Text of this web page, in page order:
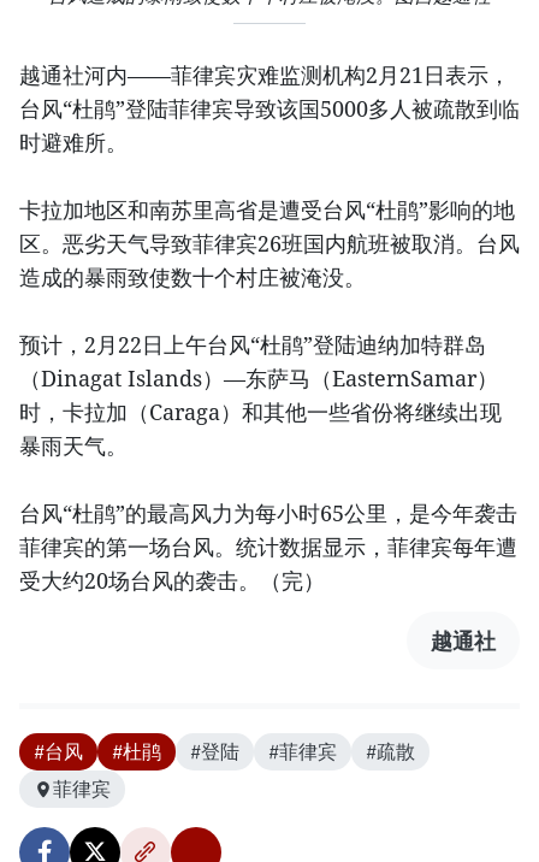
越通社河内——菲律宾灾难监测机构2月21日表示，
台风“杜鹃”登陆菲律宾导致该国5000多人被疏散到临
时避难所。
卡拉加地区和南苏里高省是遭受台风“杜鹃”影响的地
区。恶劣天气导致菲律宾26班国内航班被取消。台风
造成的暴雨致使数十个村庄被淹没。
预计，2月22日上午台风“杜鹃”登陆迪纳加特群岛
（Dinagat Islands）—东萨马（EasternSamar）
时，卡拉加（Caraga）和其他一些省份将继续出现
暴雨天气。
台风“杜鹃”的最高风力为每小时65公里，是今年袭击
菲律宾的第一场台风。统计数据显示，菲律宾每年遭
受大约20场台风的袭击。（完）
越通社
#台风 #杜鹃 #登陆 #菲律宾
#疏散
菲律宾